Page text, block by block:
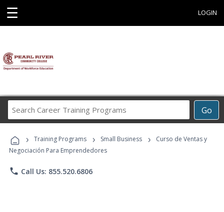
☰ LOGIN
Go
Career
Programs
› Training Programs › Small Business ›
Curso de Ventas y
Negociación Para Emprendedores
phone Call Us: 855.520.6806